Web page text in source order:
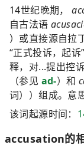
14世纪晚期，
自古法语
）或直接源自拉
“正式投诉，起
释，对...提出控
（参见 ad-）和
词））组成。意
该词起源时间：
accusation的